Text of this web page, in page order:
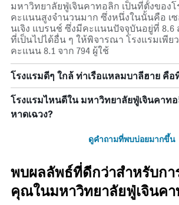
มหาวิทยาลัยฟู่เจินคาทอลิก เป็นที่ตั้งของ
คะแนนสูงจำนวนมาก ซึ่งหนึ่งในนั้นคือ เซ
นเจิง แบรนช์ ซึ่งมีคะแนนปัจจุบันอยู่ที่ 8.6
ที่เป็นไปได้อื่น ๆ ให้พิจารณา โรงแรมเพีย
คะแนน 8.1 จาก 794 ผู้ใช้
โรงแรมดีๆ ใกล้ ท่าเรือแหลมบาลีฮาย คือ
โรงแรมไหนดีใน มหาวิทยาลัยฟู่เจินคาท
หาดเฉวง?
ดูคำถามที่พบบ่อยมากขึ้น
พบผลลัพธ์ที่ดีกว่าสำหรับกา
คุณในมหาวิทยาลัยฟู่เจินค